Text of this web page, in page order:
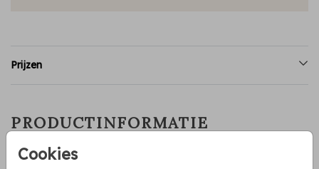
Cookies
Prijzen
PRODUCTINFORMATIE
OMSCHRIJVING